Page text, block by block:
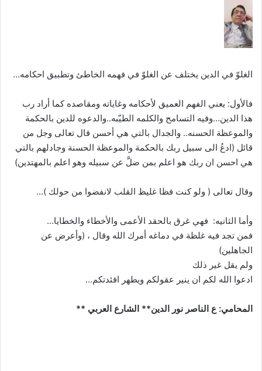
الغلوّ في الدين يختلف عن الغلوّ في فهمه الخاطئ وتطبيق احكامه…
فالأول: يعني الفهم العميق لأحكامه وغاياته ومقاصده كما أراد رب
هذا الدين…وفيه التسامح والكلمه الطيّبه..والدعوه للدين بالحكمة
والموعظة الحسنه.. والجدال بالتي هي أحسن قال تعالى وجل من
قائل (ادعُ الى سبيل ربك بالحكمة والموعظة الحسنة وجادلهم بالتي
هي احسن ان ربك هو اعلم بمن ضلَّ عن سبيله وهو اعلم بالمهتدين)
وقال تعالى ( ولو كنت فظا غليظ القلب لانفضوا من حولك )…
وأما الثانيه: فهي غرق بالحقد الأعمى والأخطاء والخطايا…
فمن تجد فيه غلظة في دماغه أمرك الله وقال ، (وأعرض عن
الجاهلين)
ولم يقل غير ذلك
ادعوا الله لكم ان ينير عقولكم ويطهر افئدتكم…
المحامي: ع الناصر نور الدين** الشارع العربي **